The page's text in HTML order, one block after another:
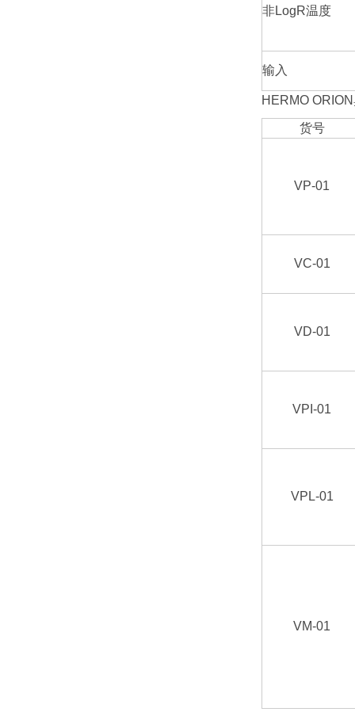
非LogR温度
输入
HERMO
货号
VP-01
VC-01
VD-01
VPI-01
VPL-01
VM-01